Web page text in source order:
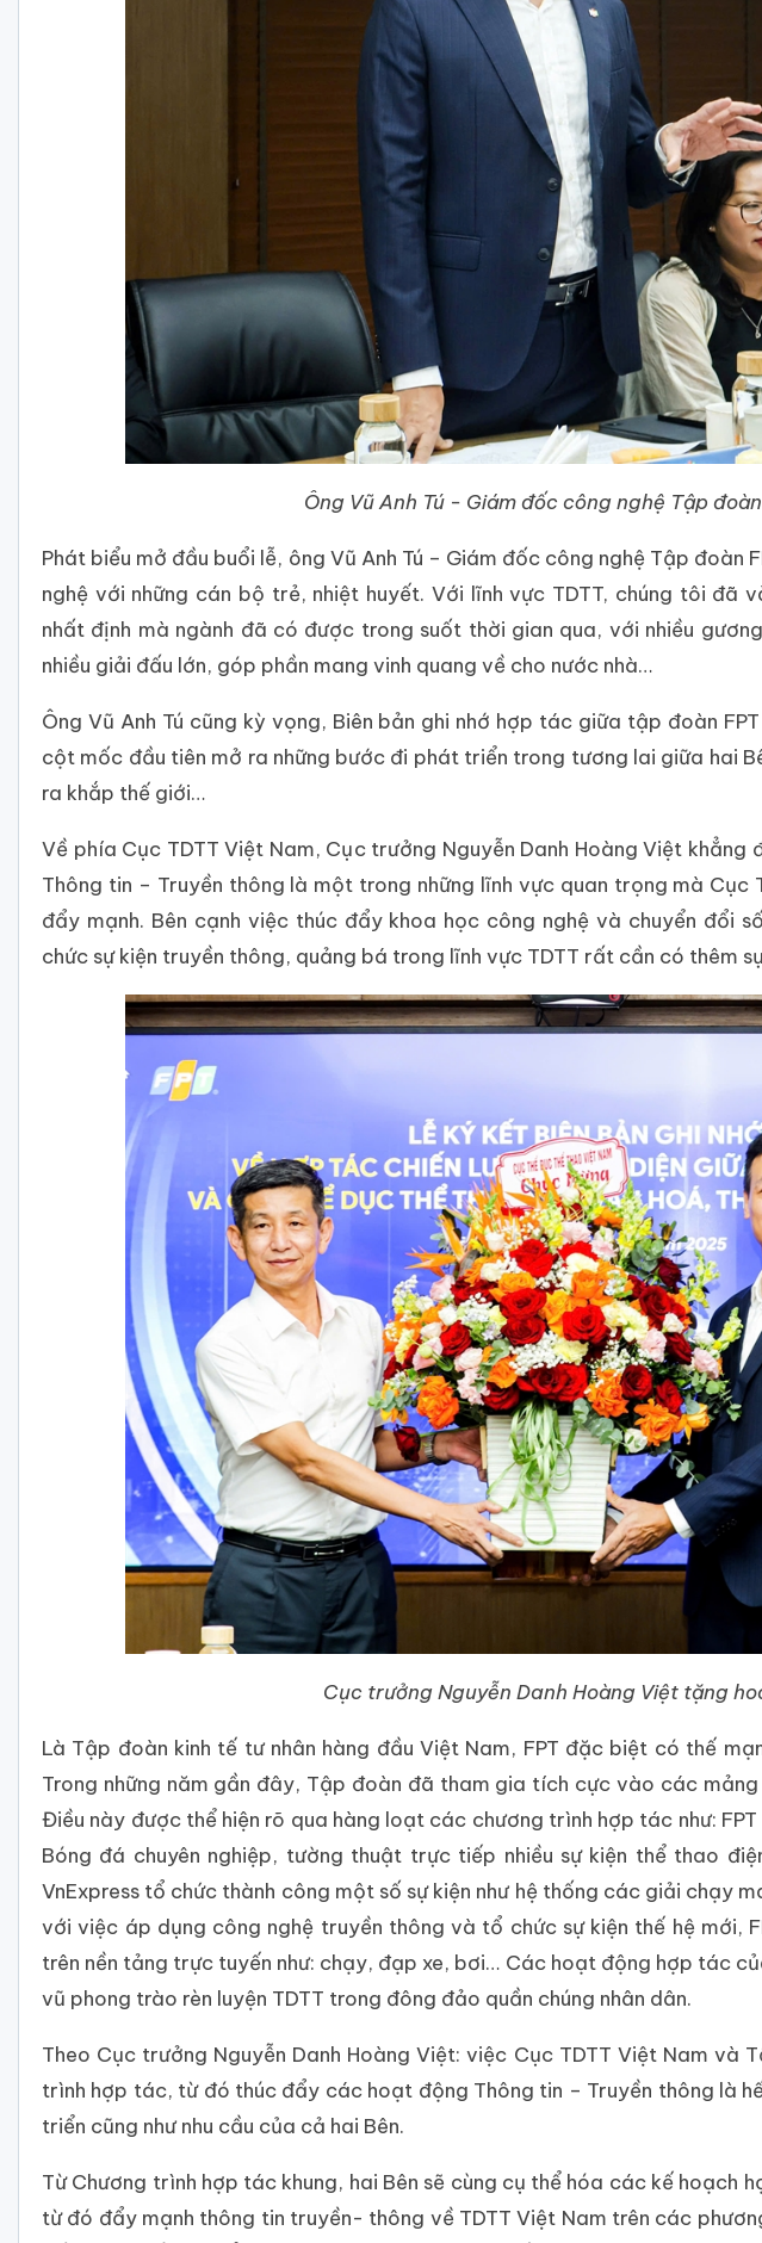
Ông Vũ Anh Tú - Giám đốc công nghệ Tập
Phát biểu mở đầu buổi lễ, ông Vũ Anh Tú – Giám đốc công nghệ Tập đoàn
nghệ với những cán bộ trẻ, nhiệt huyết. Với lĩnh vực TDTT, chúng tôi đã
nhất định mà ngành đã có được trong suốt thời gian qua, với nhiều
nhiều giải đấu lớn, góp phần mang vinh quang về cho nước nhà…
Ông Vũ Anh Tú cũng kỳ vọng, Biên bản ghi nhớ hợp tác giữa tập đoàn
cột mốc đầu tiên mở ra những bước đi phát triển trong tương lai giữa hai
ra khắp thế giới…
Về phía Cục TDTT Việt Nam, Cục trưởng Nguyễn Danh Hoàng Việt
Thông tin – Truyền thông là một trong những lĩnh vực quan trọng mà Cục
đẩy mạnh. Bên cạnh việc thúc đẩy khoa học công nghệ và chuyển đổi
chức sự kiện truyền thông, quảng bá trong lĩnh vực TDTT rất cần có thêm
Cục trưởng Nguyễn Danh Hoàng Việt tặng
Là Tập đoàn kinh tế tư nhân hàng đầu Việt Nam, FPT đặc biệt có thế
Trong những năm gần đây, Tập đoàn đã tham gia tích cực vào các
Điều này được thể hiện rõ qua hàng loạt các chương trình hợp tác như:
Bóng đá chuyên nghiệp, tường thuật trực tiếp nhiều sự kiện thể thao
VnExpress tổ chức thành công một số sự kiện như hệ thống các giải chạy
với việc áp dụng công nghệ truyền thông và tổ chức sự kiện thế hệ mới,
trên nền tảng trực tuyến như: chạy, đạp xe, bơi… Các hoạt động hợp tác
vũ phong trào rèn luyện TDTT trong đông đảo quần chúng nhân dân.
Theo Cục trưởng Nguyễn Danh Hoàng Việt: việc Cục TDTT Việt Nam và
trình hợp tác, từ đó thúc đẩy các hoạt động Thông tin – Truyền thông là
triển cũng như nhu cầu của cả hai Bên.
Từ Chương trình hợp tác khung, hai Bên sẽ cùng cụ thể hóa các kế hoạch
từ đó đẩy mạnh thông tin truyền- thông về TDTT Việt Nam trên các